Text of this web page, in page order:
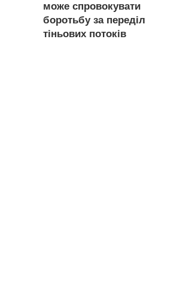
може спровокувати
боротьбу за переділ
тіньових потоків